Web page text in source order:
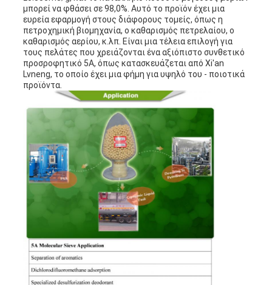
μπορεί να φθάσει σε 98,0%. Αυτό το προϊόν έχει μια
ευρεία εφαρμογή στους διάφορους τομείς, όπως η
πετροχημική βιομηχανία, ο καθαρισμός πετρελαίου, ο
καθαρισμός αερίου, κ.λπ. Είναι μια τέλεια επιλογή για
τους πελάτες που χρειάζονται ένα αξιόπιστο συνθετικό
προσροφητικό 5A, όπως κατασκευάζεται από Xi'an
Lvneng, το οποίο έχει μια φήμη για υψηλό του - ποιοτικά
προϊόντα.